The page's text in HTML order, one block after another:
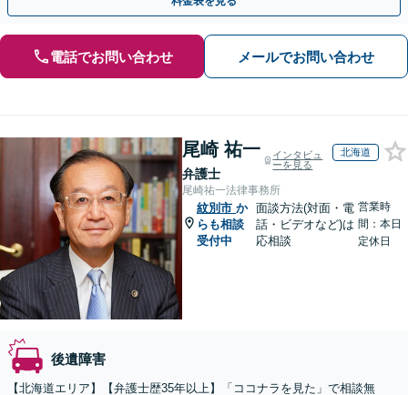
電話でお問い合わせ メールでお問い合わせ
尾崎 祐一
弁護士
インタビュ
ーを見る
北海道
尾崎祐一法律事務所
紋別市 か
らも相談
受付中
面談方法(対面・電
話・ビデオなど)は
応相談
営業時
間：本日
定休日
後遺障害
【北海道エリア】【弁護士歴35年以上】「ココナラを見た」で相談無